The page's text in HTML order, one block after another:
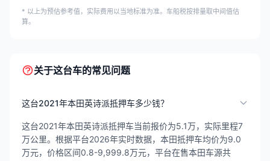
* 以上为预估参考值，实际费用以当地标准为准。车船税按排量取中间值估
算。
关于这台车的常见问题
这台2021年本田英诗派抵押车多少钱？
这台2021年本田英诗派抵押车当前报价为5.1万，实际里程7
万公里。根据平台2026年实时数据，本田抵押车均价为9.0
万元，价格区间0.8-9,999.8万元，平台在售本田车源共